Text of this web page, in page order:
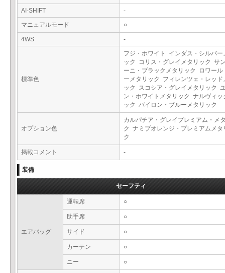
AI-SHIFT
-
マニュアルモード
○
4WS -
標準色
フジ・ホワイト インダス・シルバー
ック コリス・グレイメタリック サ
ーニ・ブラックメタリック ロワール
ーメタリック フィレンツェ・レッド
ック スコシア・グレイメタリック
ン・ホワイトメタリック ナルヴィッ
ック バイロン・ブルーメタリック
オプション色
カルパチア・グレイプレミアム・メ
ク ナミブオレンジ・プレミアムメタ
ク
掲載コメント -
装備
セーフティ
エアバッグ
運転席 ○
助手席 ○
サイド ○
カーテン ○
ニー ○